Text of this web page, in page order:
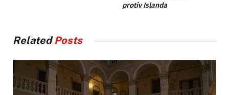
protiv Islanda
RelatedPosts